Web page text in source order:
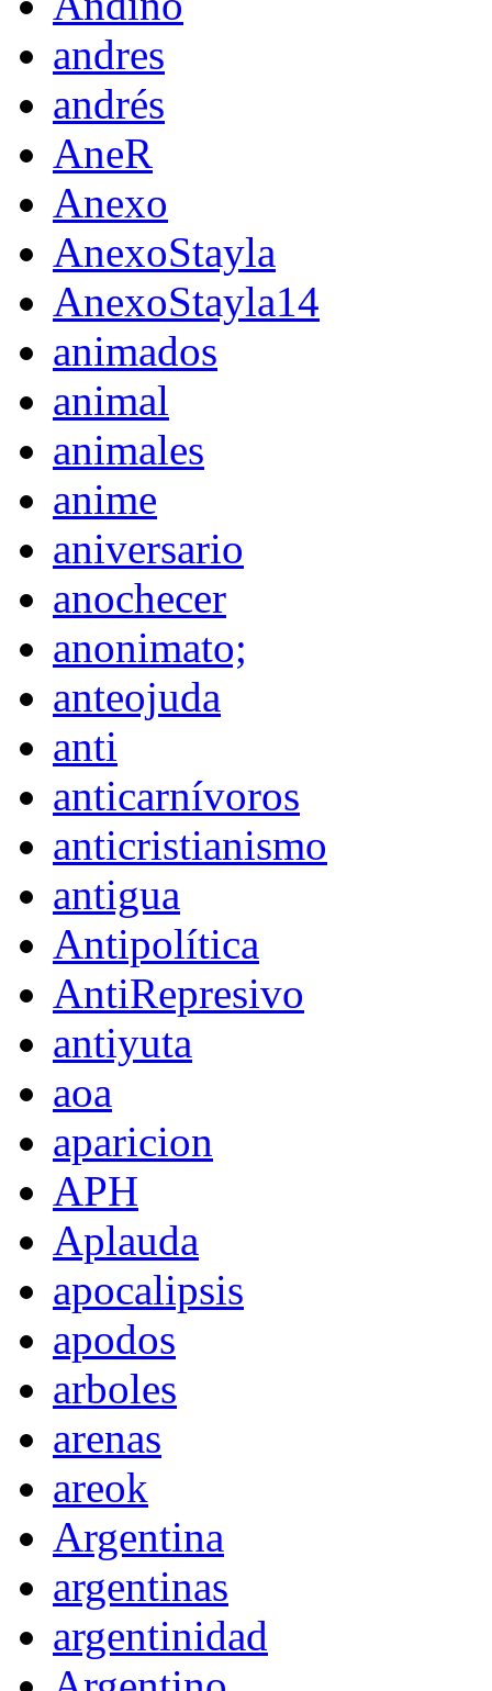
andres
andrés
AneR
Anexo
AnexoStayla
AnexoStayla14
animados
animal
animales
anime
aniversario
anochecer
anonimato;
anteojuda
anti
anticarnívoros
anticristianismo
antigua
Antipolítica
AntiRepresivo
antiyuta
aoa
aparicion
APH
Aplauda
apocalipsis
apodos
arboles
arenas
areok
Argentina
argentinas
argentinidad